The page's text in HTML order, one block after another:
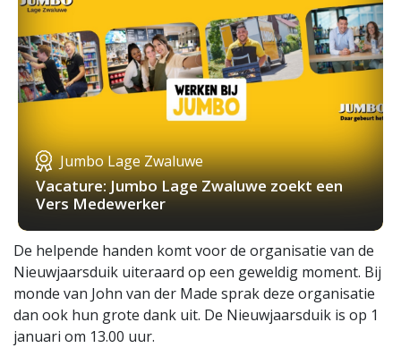
Jumbo Lage Zwaluwe
Vacature: Jumbo Lage Zwaluwe zoekt een
Vers Medewerker
De helpende handen komt voor de organisatie van de
Nieuwjaarsduik uiteraard op een geweldig moment. Bij
monde van John van der Made sprak deze organisatie
dan ook hun grote dank uit. De Nieuwjaarsduik is op 1
januari om 13.00 uur.